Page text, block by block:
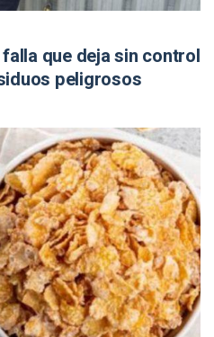
que deja sin control
peligrosos